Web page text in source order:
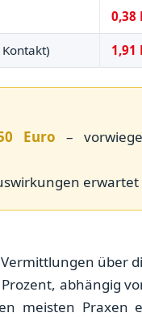
0,38
1,91
Euro –
erwartet
über
abhängig
meisten Praxen